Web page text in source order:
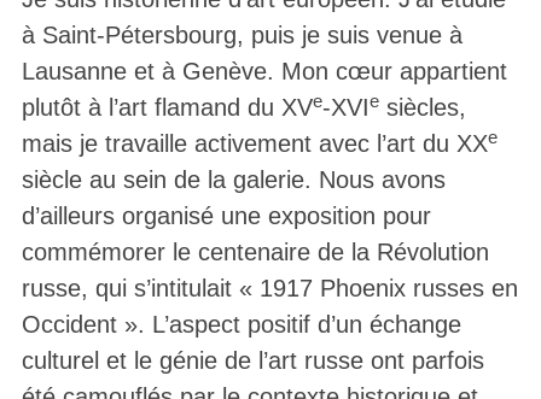
à Saint-Pétersbourg, puis je suis venue à
Lausanne et à Genève. Mon cœur appartient
plutôt à l’art flamand du XVe-XVIesiècles,
mais je travaille activement avec l’art du XXe
siècle au sein de la galerie. Nous avons
d’ailleurs organisé une exposition pour
commémorer le centenaire de la Révolution
russe, qui s’intitulait « 1917 Phoenix russes en
Occident ». L’aspect positif d’un échange
culturel et le génie de l’art russe ont parfois